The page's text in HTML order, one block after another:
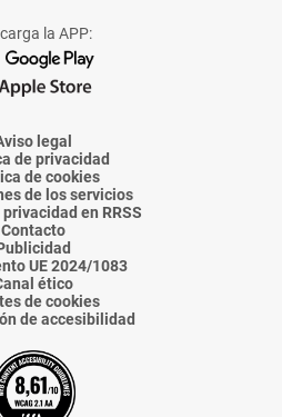
de
La
Voz
Almería
de
La
Voz
Almería
de
La
Voz
Almería
de
La
Voz
la APP:
legal
de privacidad
de cookies
de los servicios
en RRSS
Contacto
UE 2024/1083
ético
de cookies
de accesibilidad